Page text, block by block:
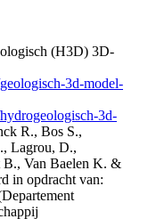
(H3D) 3D-
3d-model-
3d-
R., Bos S.,
Lagrou, D.,
B., Van Baelen K. &
in opdracht van: